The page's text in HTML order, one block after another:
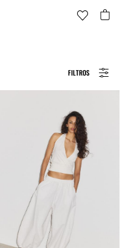
FILTROS